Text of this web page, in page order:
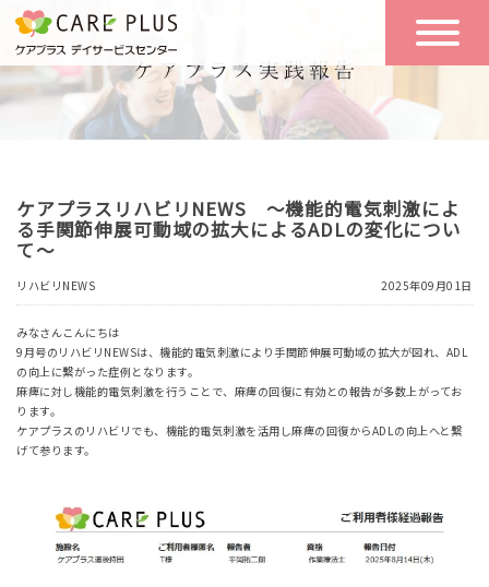
こんな方に
おすすめ
一日の流れ
一日体験
空き状況
ケアプラスリハビリNEWS ～機能的電気刺激によ
る手関節伸展可動域の拡大によるADLの変化につい
て～
リハビリNEWS 2025年09月01日
みなさんこんにちは
9月号のリハビリNEWSは、機能的電気刺激により手関節伸展可動域の拡大が図れ、ADL
の向上に繋がった症例となります。
麻痺に対し機能的電気刺激を行うことで、麻痺の回復に有効との報告が多数上がってお
ります。
ケアプラスのリハビリでも、機能的電気刺激を活用し麻痺の回復からADLの向上へと繋
げて参ります。